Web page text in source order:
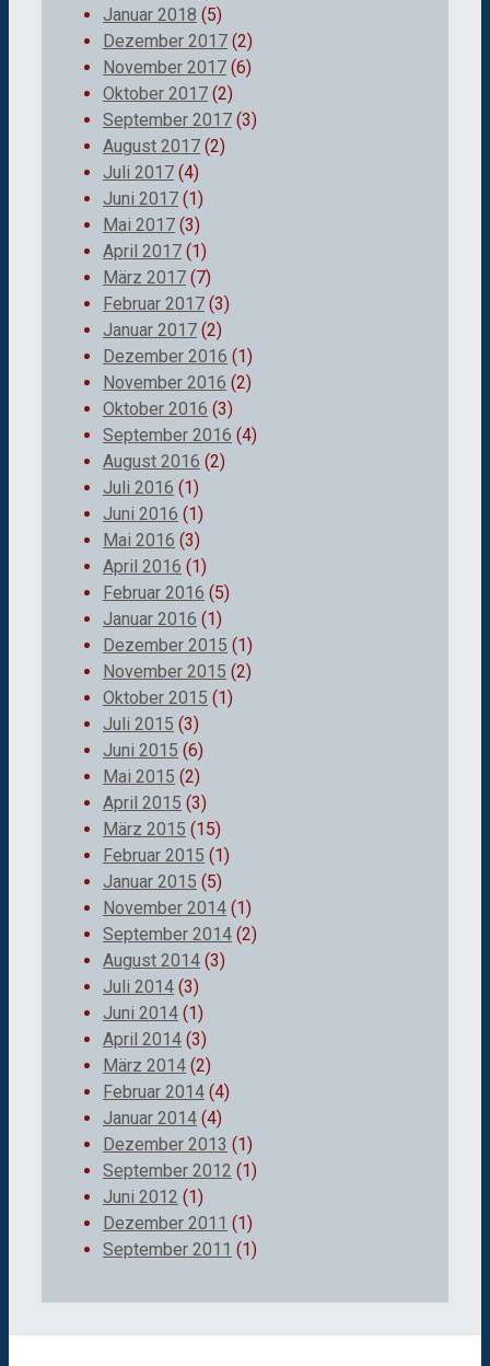
Januar 2018 (5)
Dezember 2017 (2)
November 2017 (6)
Oktober 2017 (2)
September 2017 (3)
August 2017 (2)
Juli 2017 (4)
Juni 2017 (1)
Mai 2017 (3)
April 2017 (1)
März 2017 (7)
Februar 2017 (3)
Januar 2017 (2)
Dezember 2016 (1)
November 2016 (2)
Oktober 2016 (3)
September 2016 (4)
August 2016 (2)
Juli 2016 (1)
Juni 2016 (1)
Mai 2016 (3)
April 2016 (1)
Februar 2016 (5)
Januar 2016 (1)
Dezember 2015 (1)
November 2015 (2)
Oktober 2015 (1)
Juli 2015 (3)
Juni 2015 (6)
Mai 2015 (2)
April 2015 (3)
März 2015 (15)
Februar 2015 (1)
Januar 2015 (5)
November 2014 (1)
September 2014 (2)
August 2014 (3)
Juli 2014 (3)
Juni 2014 (1)
April 2014 (3)
März 2014 (2)
Februar 2014 (4)
Januar 2014 (4)
Dezember 2013 (1)
September 2012 (1)
Juni 2012 (1)
Dezember 2011 (1)
September 2011 (1)